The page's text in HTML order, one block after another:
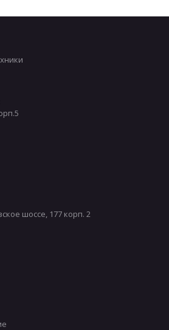
шоссе, 177 корп. 2